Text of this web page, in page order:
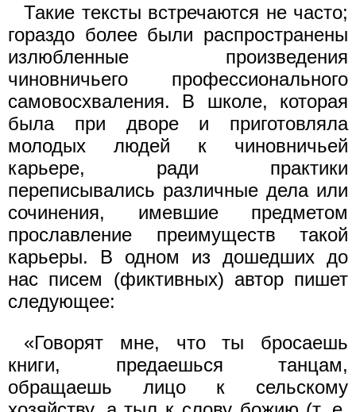
Такие тексты встречаются не часто;
гораздо более были распространены
излюбленные произведения
чиновничьего профессионального
самовосхваления. В школе, которая
была при дворе и приготовляла
молодых людей к чиновничьей
карьере, ради практики
переписывались различные дела или
сочинения, имевшие предметом
прославление преимуществ такой
карьеры. В одном из дошедших до
нас писем (фиктивных) автор пишет
следующее:
«Говорят мне, что ты бросаешь
книги, предаешься танцам,
обращаешь лицо к сельскому